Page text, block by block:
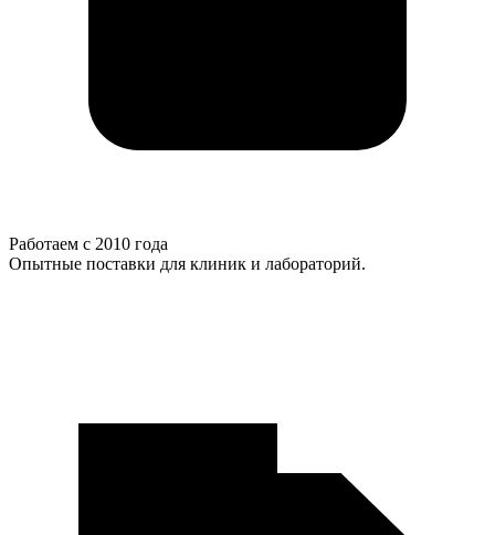
Работаем с 2010 года
Опытные поставки для клиник и лабораторий.